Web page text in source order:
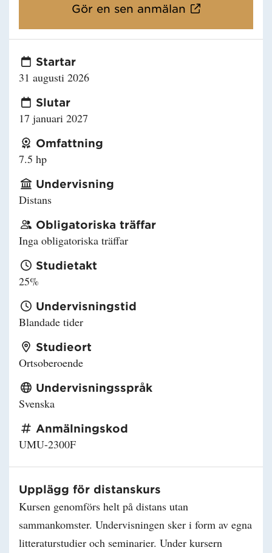
Gör en sen anmälan
Startar
31 augusti 2026
Slutar
17 januari 2027
Omfattning
7.5 hp
Undervisning
Distans
Obligatoriska träffar
Inga obligatoriska träffar
Studietakt
25%
Undervisningstid
Blandade tider
Studieort
Ortsoberoende
Undervisningsspråk
Svenska
Anmälningskod
UMU-2300F
Upplägg för distanskurs
Kursen genomförs helt på distans utan
sammankomster. Undervisningen sker i form av egna
litteraturstudier och seminarier. Under kursern